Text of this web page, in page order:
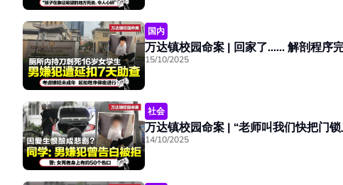
国内
15/10/2025
社会
14/10/2025